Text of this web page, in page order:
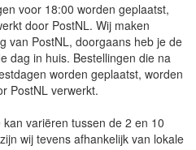
voor 18:00 worden geplaatst,
door PostNL. Wij maken
van PostNL, doorgaans heb je de
dag in huis. Bestellingen die na
worden geplaatst, worden
PostNL verwerkt.
variëren tussen de 2 en 10
wij tevens afhankelijk van lokale